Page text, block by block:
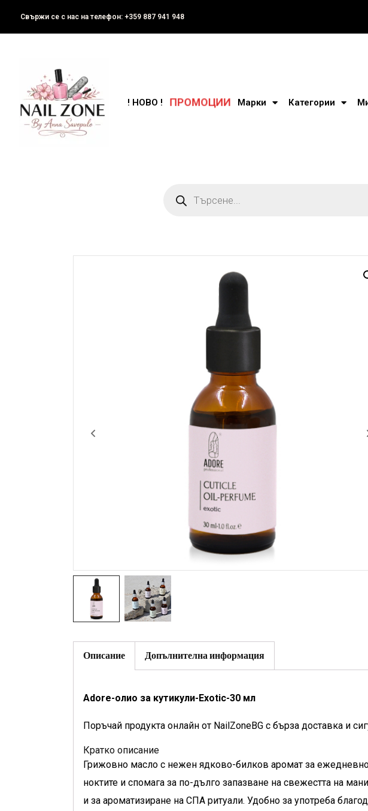
Свържи се с нас на телефон: +359 887 941 948
! НОВО ! ПРОМОЦИИ Марки Категории
Описание Допълнителна информация
Adore-олио за кутикули-Exotic-30 мл
Поръчай продукта онлайн от NailZoneBG с бърза доставка и
Кратко описание
Грижовно масло с нежен ядково-билков аромат за
ноктите и спомага за по-дълго запазване на свежестта на
и за ароматизиране на СПА ритуали. Удобно за употреба